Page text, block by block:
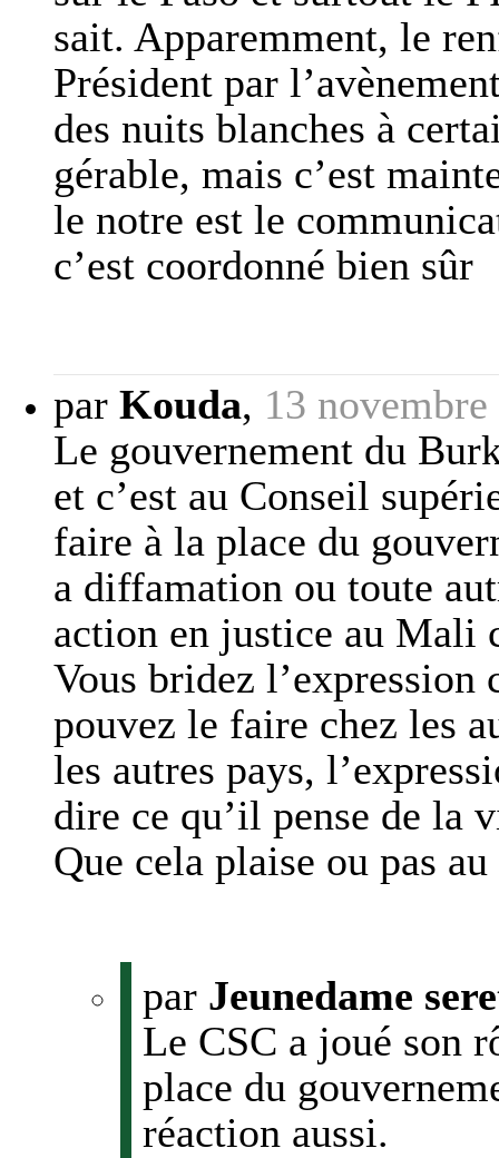
sait. Apparemment, le
Président par
des nuits blanches à
gérable, mais c’est
le notre est le
c’est coordonné bien sûr
par Kouda, 13
Le gouvernement du
et c’est au Conseil
faire à la place du
a diffamation ou toute
action en justice au Mali
Vous bridez l’expression
pouvez le faire chez les
les autres pays,
dire ce qu’il pense de la
Que cela plaise ou pas
par Jeunedame
Le CSC a joué son
place du
réaction aussi.